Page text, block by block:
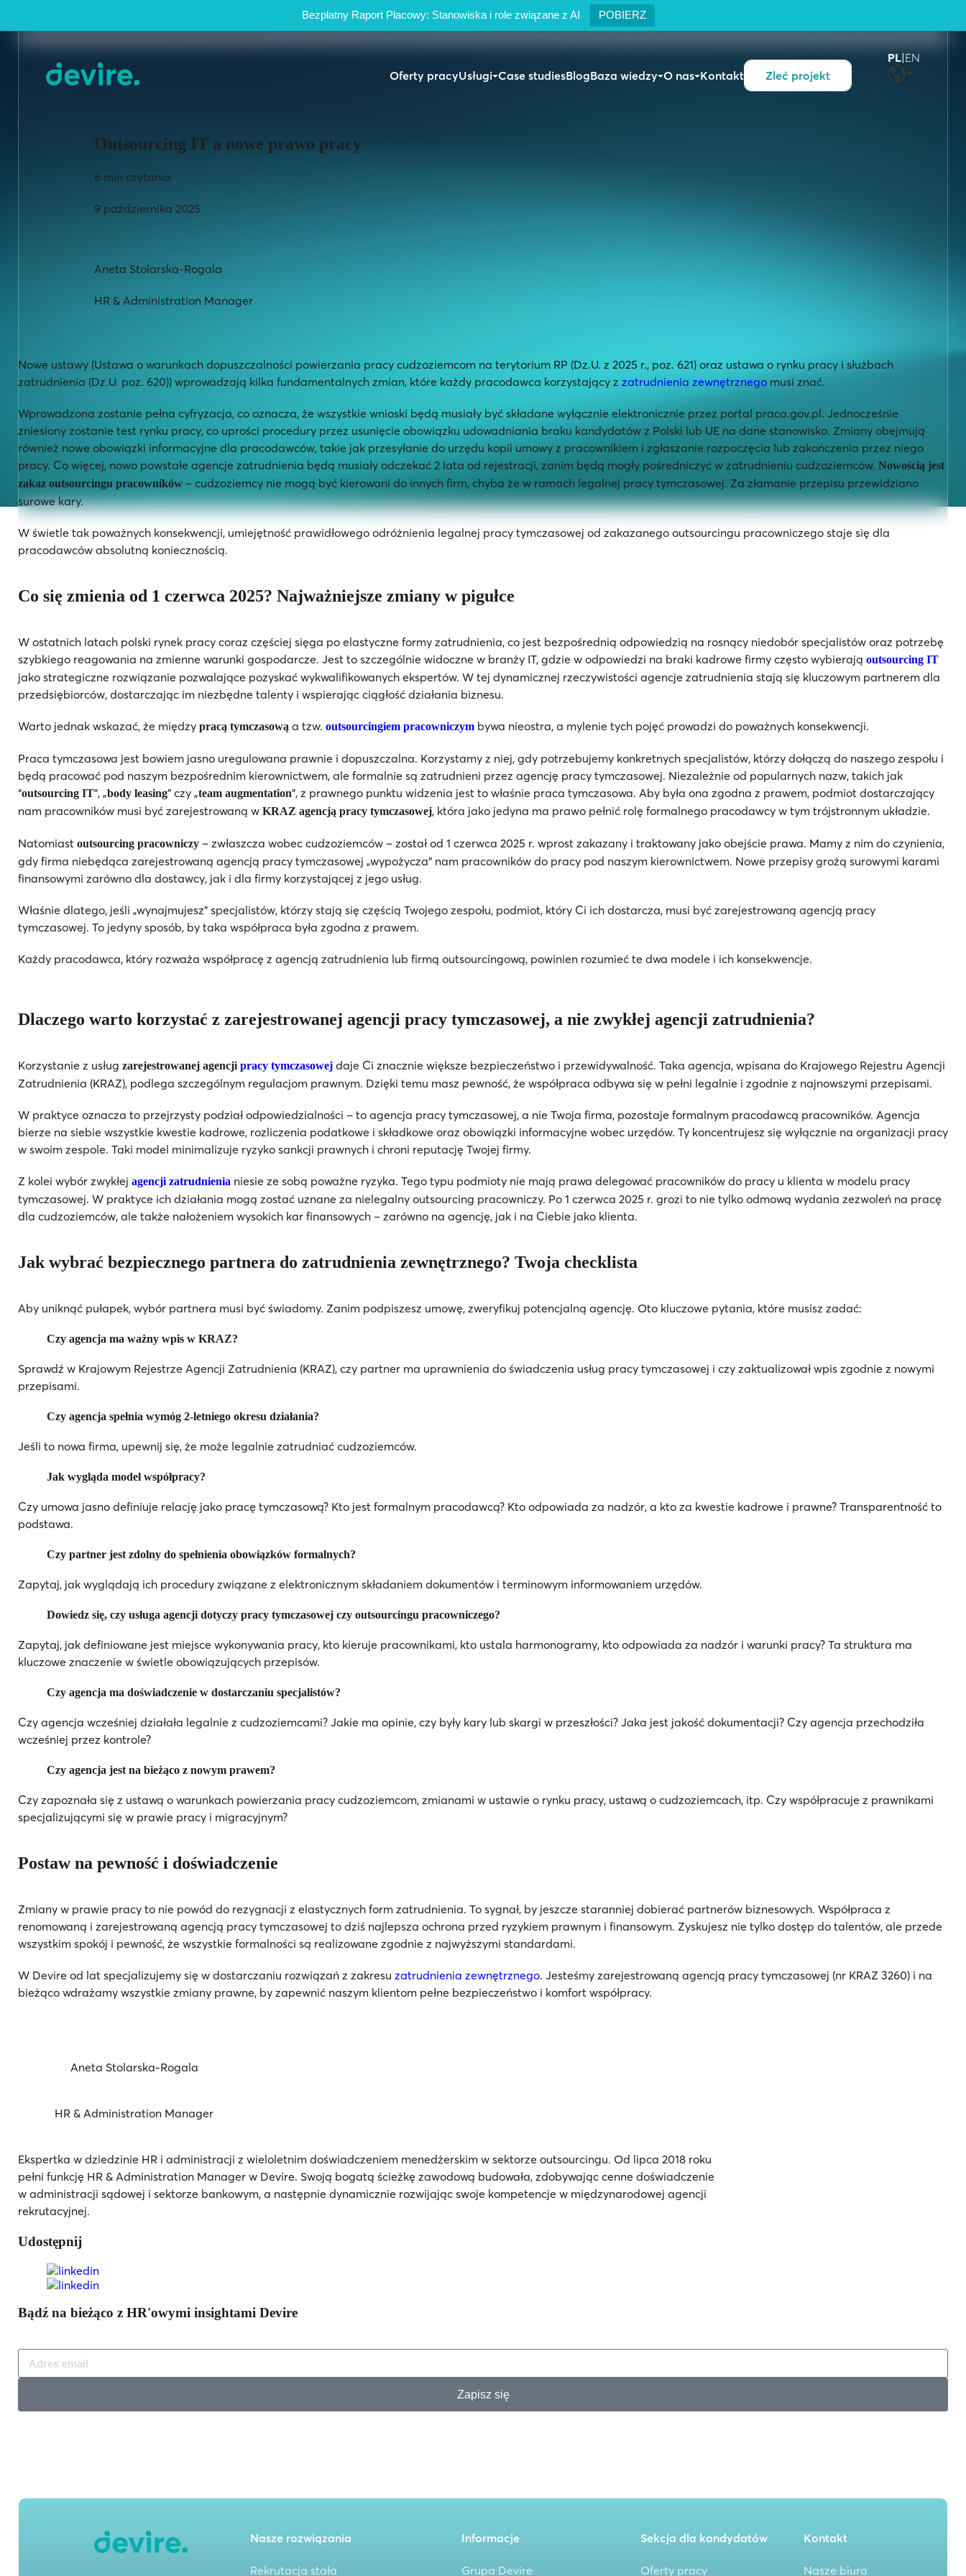
Bezpłatny Raport Płacowy: Stanowiska i role związane z AI POBIERZ
Oferty pracyUsługi Case studiesBlogBaza wiedzy O nas Kontakt Zleć projekt
PL|EN
Outsourcing IT a nowe prawo pracy
6 min czytania
9 października 2025
Aneta Stolarska-Rogala
HR & Administration Manager
Nowe ustawy (Ustawa o warunkach dopuszczalności powierzania pracy cudzoziemcom na terytorium RP (Dz.U. z 2025 r., poz. 621) oraz ustawa o rynku pracy i służbach
zatrudnienia (Dz.U. poz. 620)) wprowadzają kilka fundamentalnych zmian, które każdy pracodawca korzystający z zatrudnienia zewnętrznego musi znać.
Wprowadzona zostanie pełna cyfryzacja, co oznacza, że wszystkie wnioski będą musiały być składane wyłącznie elektronicznie przez portal praca.gov.pl. Jednocześnie
zniesiony zostanie test rynku pracy, co uprości procedury przez usunięcie obowiązku udowadniania braku kandydatów z Polski lub UE na dane stanowisko. Zmiany obejmują
również nowe obowiązki informacyjne dla pracodawców, takie jak przesyłanie do urzędu kopii umowy z pracownikiem i zgłaszanie rozpoczęcia lub zakończenia przez niego
pracy. Co więcej, nowo powstałe agencje zatrudnienia będą musiały odczekać 2 lata od rejestracji, zanim będą mogły pośredniczyć w zatrudnieniu cudzoziemców. Nowością jest
zakaz outsourcingu pracowników – cudzoziemcy nie mogą być kierowani do innych firm, chyba że w ramach legalnej pracy tymczasowej. Za złamanie przepisu przewidziano
surowe kary.
W świetle tak poważnych konsekwencji, umiejętność prawidłowego odróżnienia legalnej pracy tymczasowej od zakazanego outsourcingu pracowniczego staje się dla
pracodawców absolutną koniecznością.
Co się zmienia od 1 czerwca 2025? Najważniejsze zmiany w pigułce
W ostatnich latach polski rynek pracy coraz częściej sięga po elastyczne formy zatrudnienia, co jest bezpośrednią odpowiedzią na rosnący niedobór specjalistów oraz potrzebę
szybkiego reagowania na zmienne warunki gospodarcze. Jest to szczególnie widoczne w branży IT, gdzie w odpowiedzi na braki kadrowe firmy często wybierają outsourcing IT
jako strategiczne rozwiązanie pozwalające pozyskać wykwalifikowanych ekspertów. W tej dynamicznej rzeczywistości agencje zatrudnienia stają się kluczowym partnerem dla
przedsiębiorców, dostarczając im niezbędne talenty i wspierając ciągłość działania biznesu.
Warto jednak wskazać, że między pracą tymczasową a tzw. outsourcingiem pracowniczym bywa nieostra, a mylenie tych pojęć prowadzi do poważnych konsekwencji.
Praca tymczasowa jest bowiem jasno uregulowana prawnie i dopuszczalna. Korzystamy z niej, gdy potrzebujemy konkretnych specjalistów, którzy dołączą do naszego zespołu i
będą pracować pod naszym bezpośrednim kierownictwem, ale formalnie są zatrudnieni przez agencję pracy tymczasowej. Niezależnie od popularnych nazw, takich jak
“outsourcing IT”, „body leasing” czy „team augmentation”, z prawnego punktu widzenia jest to właśnie praca tymczasowa. Aby była ona zgodna z prawem, podmiot dostarczający
nam pracowników musi być zarejestrowaną w KRAZ agencją pracy tymczasowej, która jako jedyna ma prawo pełnić rolę formalnego pracodawcy w tym trójstronnym układzie.
Natomiast outsourcing pracowniczy – zwłaszcza wobec cudzoziemców – został od 1 czerwca 2025 r. wprost zakazany i traktowany jako obejście prawa. Mamy z nim do czynienia,
gdy firma niebędąca zarejestrowaną agencją pracy tymczasowej „wypożycza” nam pracowników do pracy pod naszym kierownictwem. Nowe przepisy grożą surowymi karami
finansowymi zarówno dla dostawcy, jak i dla firmy korzystającej z jego usług.
Właśnie dlatego, jeśli „wynajmujesz” specjalistów, którzy stają się częścią Twojego zespołu, podmiot, który Ci ich dostarcza, musi być zarejestrowaną agencją pracy
tymczasowej. To jedyny sposób, by taka współpraca była zgodna z prawem.
Każdy pracodawca, który rozważa współpracę z agencją zatrudnienia lub firmą outsourcingową, powinien rozumieć te dwa modele i ich konsekwencje.
Dlaczego warto korzystać z zarejestrowanej agencji pracy tymczasowej, a nie zwykłej agencji zatrudnienia?
Korzystanie z usług zarejestrowanej agencji pracy tymczasowej daje Ci znacznie większe bezpieczeństwo i przewidywalność. Taka agencja, wpisana do Krajowego Rejestru Agencji
Zatrudnienia (KRAZ), podlega szczególnym regulacjom prawnym. Dzięki temu masz pewność, że współpraca odbywa się w pełni legalnie i zgodnie z najnowszymi przepisami.
W praktyce oznacza to przejrzysty podział odpowiedzialności – to agencja pracy tymczasowej, a nie Twoja firma, pozostaje formalnym pracodawcą pracowników. Agencja
bierze na siebie wszystkie kwestie kadrowe, rozliczenia podatkowe i składkowe oraz obowiązki informacyjne wobec urzędów. Ty koncentrujesz się wyłącznie na organizacji pracy
w swoim zespole. Taki model minimalizuje ryzyko sankcji prawnych i chroni reputację Twojej firmy.
Z kolei wybór zwykłej agencji zatrudnienia niesie ze sobą poważne ryzyka. Tego typu podmioty nie mają prawa delegować pracowników do pracy u klienta w modelu pracy
tymczasowej. W praktyce ich działania mogą zostać uznane za nielegalny outsourcing pracowniczy. Po 1 czerwca 2025 r. grozi to nie tylko odmową wydania zezwoleń na pracę
dla cudzoziemców, ale także nałożeniem wysokich kar finansowych – zarówno na agencję, jak i na Ciebie jako klienta.
Jak wybrać bezpiecznego partnera do zatrudnienia zewnętrznego? Twoja checklista
Aby uniknąć pułapek, wybór partnera musi być świadomy. Zanim podpiszesz umowę, zweryfikuj potencjalną agencję. Oto kluczowe pytania, które musisz zadać:
Czy agencja ma ważny wpis w KRAZ?
Sprawdź w Krajowym Rejestrze Agencji Zatrudnienia (KRAZ), czy partner ma uprawnienia do świadczenia usług pracy tymczasowej i czy zaktualizował wpis zgodnie z nowymi
przepisami.
Czy agencja spełnia wymóg 2-letniego okresu działania?
Jeśli to nowa firma, upewnij się, że może legalnie zatrudniać cudzoziemców.
Jak wygląda model współpracy?
Czy umowa jasno definiuje relację jako pracę tymczasową? Kto jest formalnym pracodawcą? Kto odpowiada za nadzór, a kto za kwestie kadrowe i prawne? Transparentność to
podstawa.
Czy partner jest zdolny do spełnienia obowiązków formalnych?
Zapytaj, jak wyglądają ich procedury związane z elektronicznym składaniem dokumentów i terminowym informowaniem urzędów.
Dowiedz się, czy usługa agencji dotyczy pracy tymczasowej czy outsourcingu pracowniczego?
Zapytaj, jak definiowane jest miejsce wykonywania pracy, kto kieruje pracownikami, kto ustala harmonogramy, kto odpowiada za nadzór i warunki pracy? Ta struktura ma
kluczowe znaczenie w świetle obowiązujących przepisów.
Czy agencja ma doświadczenie w dostarczaniu specjalistów?
Czy agencja wcześniej działała legalnie z cudzoziemcami? Jakie ma opinie, czy były kary lub skargi w przeszłości? Jaka jest jakość dokumentacji? Czy agencja przechodziła
wcześniej przez kontrole?
Czy agencja jest na bieżąco z nowym prawem?
Czy zapoznała się z ustawą o warunkach powierzania pracy cudzoziemcom, zmianami w ustawie o rynku pracy, ustawą o cudzoziemcach, itp. Czy współpracuje z prawnikami
specjalizującymi się w prawie pracy i migracyjnym?
Postaw na pewność i doświadczenie
Zmiany w prawie pracy to nie powód do rezygnacji z elastycznych form zatrudnienia. To sygnał, by jeszcze staranniej dobierać partnerów biznesowych. Współpraca z
renomowaną i zarejestrowaną agencją pracy tymczasowej to dziś najlepsza ochrona przed ryzykiem prawnym i finansowym. Zyskujesz nie tylko dostęp do talentów, ale przede
wszystkim spokój i pewność, że wszystkie formalności są realizowane zgodnie z najwyższymi standardami.
W Devire od lat specjalizujemy się w dostarczaniu rozwiązań z zakresu zatrudnienia zewnętrznego. Jesteśmy zarejestrowaną agencją pracy tymczasowej (nr KRAZ 3260) i na
bieżąco wdrażamy wszystkie zmiany prawne, by zapewnić naszym klientom pełne bezpieczeństwo i komfort współpracy.
Aneta Stolarska-Rogala
HR & Administration Manager
Ekspertka w dziedzinie HR i administracji z wieloletnim doświadczeniem menedżerskim w sektorze outsourcingu. Od lipca 2018 roku
pełni funkcję HR & Administration Manager w Devire. Swoją bogatą ścieżkę zawodową budowała, zdobywając cenne doświadczenie
w administracji sądowej i sektorze bankowym, a następnie dynamicznie rozwijając swoje kompetencje w międzynarodowej agencji
rekrutacyjnej.
Udostępnij
Bądź na bieżąco z HR'owymi insightami Devire
Zapisz się
Nasze rozwiązania
Rekrutacja stała
Informacje
Grupa Devire
Sekcja dla kandydatów
Oferty pracy
Kontakt
Nasze biura